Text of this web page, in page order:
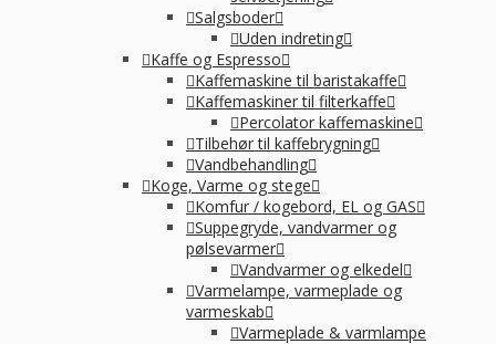
Salgsboder
Uden indreting
Kaffe og Espresso
Kaffemaskine til baristakaffe
Kaffemaskiner til filterkaffe
Percolator kaffemaskine
Tilbehør til kaffebrygning
Vandbehandling
Koge, Varme og stege
Komfur / kogebord, EL og GAS
Suppegryde, vandvarmer og
pølsevarmer
Vandvarmer og elkedel
Varmelampe, varmeplade og
varmeskab
Varmeplade & varmlampe